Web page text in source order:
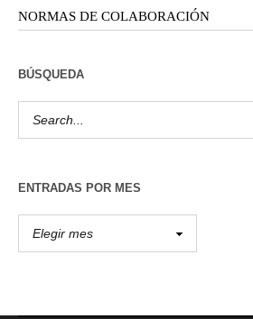
NORMAS DE COLABORACIÓN
BÚSQUEDA
ENTRADAS POR MES